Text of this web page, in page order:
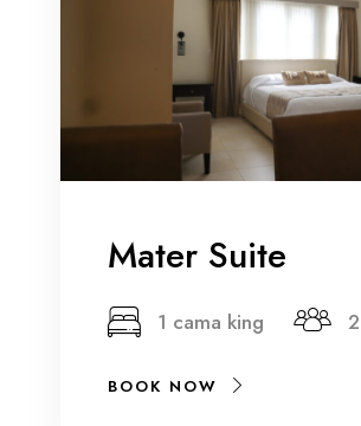
Mater Suite
1 cama king 2
BOOK NOW